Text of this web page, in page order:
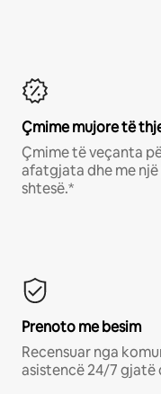
Çmime mujore të
Çmime të veçanta
afatgjata dhe me
shtesë.*
Prenoto me besim
Recensuar nga
asistencë 24/7